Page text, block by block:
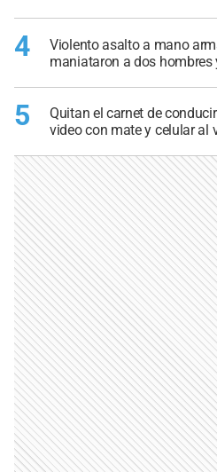
4
Violento asalto a mano
maniataron a dos hombres
5
Quitan el carnet de
video con mate y celular al